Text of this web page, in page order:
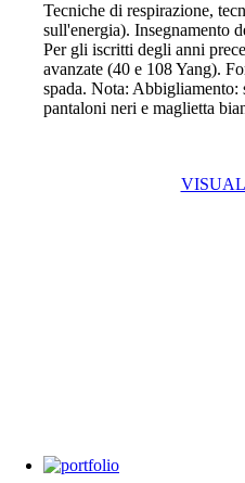
Tecniche di respirazione,
sull'energia). Insegnamento
Per gli iscritti degli anni
avanzate (40 e 108 Yang).
spada. Nota: Abbigliamento:
pantaloni neri e maglietta